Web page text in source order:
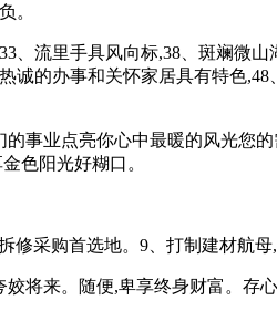
。
流里手具风向标,38、斑斓微
的办事和关怀家居具有特色
业点亮你心中最暖的风光您
色阳光好糊口。
采购首选地。9、打制建材航母,
来。随便,卑享终身财富。存